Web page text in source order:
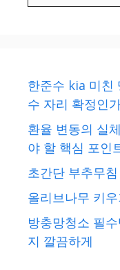
한준수 kia 미친
수 자리 확정인
환율 변동의 실
야 할 핵심 포인
초간단 부추무
올리브나무 키
방충망청소 필
지 깔끔하게